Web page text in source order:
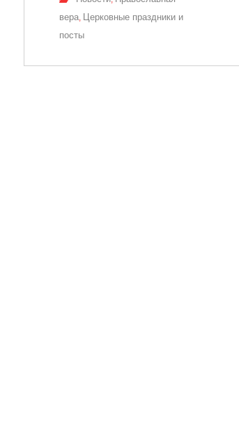
вера, Церковные праздники и
посты